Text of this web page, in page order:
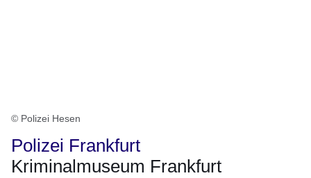
© Polizei Hesen
Polizei Frankfurt
Kriminalmuseum Frankfurt